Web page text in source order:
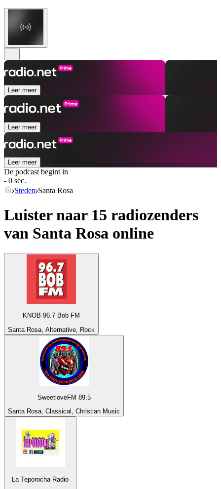
Leer meer
Leer meer
Leer meer
De podcast begint in
- 0 sec.
Steden Santa Rosa
Luister naar 15 radiozenders
van Santa Rosa online
KNOB 96.7 Bob FM
Santa Rosa, Alternative, Rock
SweetloveFM 89.5
Santa Rosa, Classical, Christian Music
La Teporocha Radio